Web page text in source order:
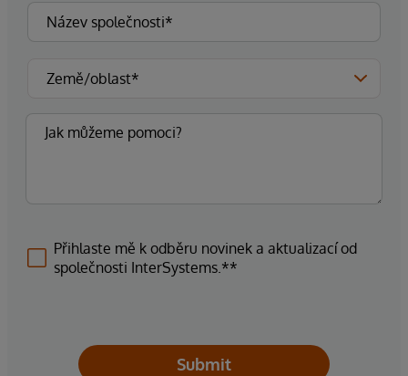
Přihlaste mě k odběru novinek a aktualizací od
společnosti InterSystems.**
Submit